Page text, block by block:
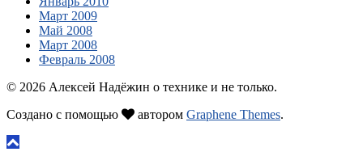
Март 2009
Май 2008
Март 2008
Февраль 2008
© 2026 Алексей Надёжин о технике и не только.
Создано с помощью
автором Graphene Themes.